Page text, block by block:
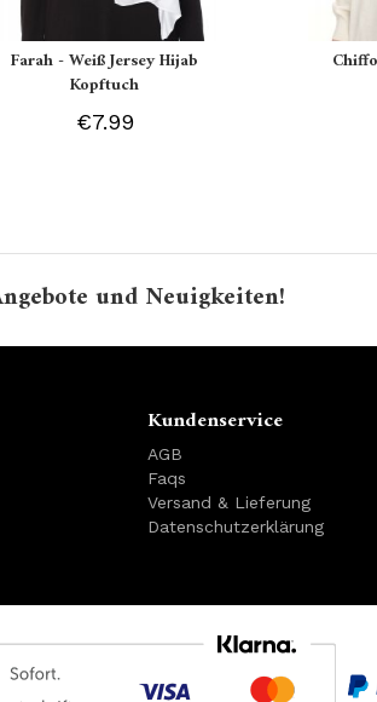
Farah - Weiß Jersey Hijab
Kopftuch
€7.99
und Neuigkeiten!
Kundenservice
AGB
Faqs
Versand & Lieferung
Datenschutzerklärung